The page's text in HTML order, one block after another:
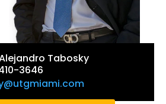
Tabosky
3646